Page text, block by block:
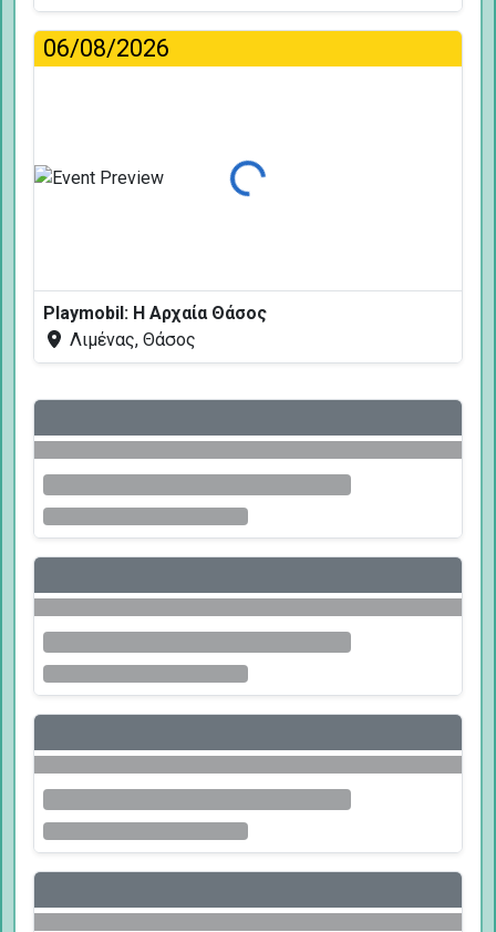
06/08/2026
Φόρτωση...
Playmobil: Η Αρχαία Θάσος
Λιμένας, Θάσος